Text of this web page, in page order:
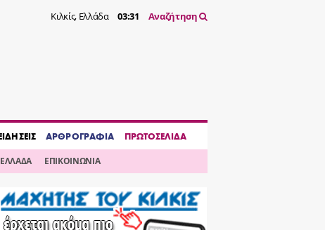
Κιλκίς, Ελλάδα 03:31 Αναζήτηση
ΑΡΘΡΟΓΡΑΦΙΑ ΠΡΩΤΟΣΕΛΙΔΑ
ΕΛΛΑΔΑ ΕΠΙΚΟΙΝΩΝΙΑ